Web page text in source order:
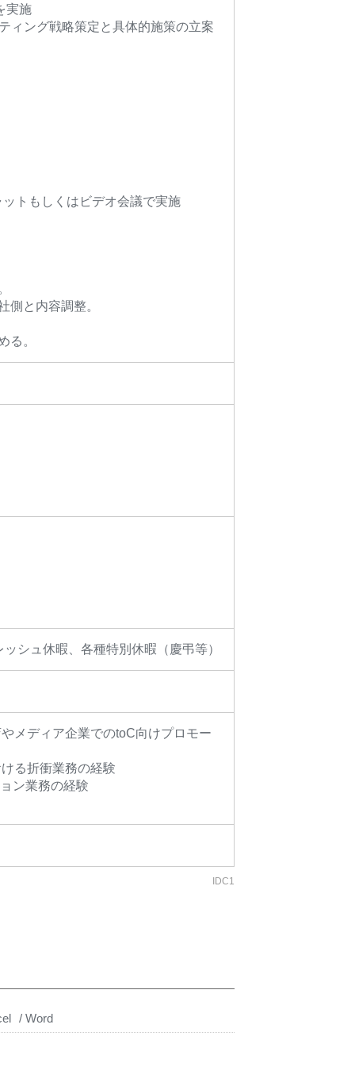
実施
ィング戦略策定と具体的施策の立案
トもしくはビデオ会議で実施
側と内容調整。
る。
シュ休暇、各種特別休暇（慶弔等）
メディア企業でのtoC向けプロモー
る折衝業務の経験
ン業務の経験
IDC1
Word